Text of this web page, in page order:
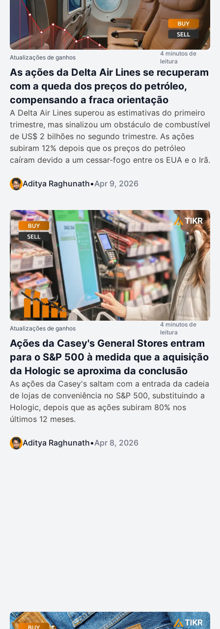
Atualizações de ganhos
4 minutos de
leitura
As ações da Delta Air Lines se recuperam
com a queda dos preços do petróleo,
compensando a fraca orientação
A Delta Air Lines superou as estimativas do primeiro
trimestre, mas sinalizou um obstáculo de combustível
de US$ 2 bilhões no segundo trimestre. As ações
subiram 12% depois que os preços do petróleo
caíram devido a um cessar-fogo entre os EUA e o Irã.
Aditya Raghunath•Apr 9, 2026
Atualizações de ganhos
4 minutos de
leitura
Ações da Casey's General Stores entram
para o S&P 500 à medida que a aquisição
da Hologic se aproxima da conclusão
As ações da Casey's saltam com a entrada da cadeia
de lojas de conveniência no S&P 500, substituindo a
Hologic, depois que as ações subiram 80% nos
últimos 12 meses.
Aditya Raghunath•Apr 8, 2026